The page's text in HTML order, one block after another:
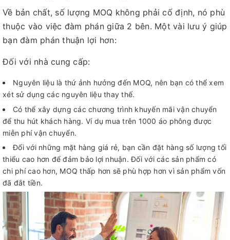
Về bản chất, số lượng MOQ không phải cố định, nó phù
thuộc vào việc đàm phán giữa 2 bên. Một vài lưu ý giúp
bạn đàm phán thuận lợi hơn:
Đối với nhà cung cấp:
Nguyên liệu là thứ ảnh hưởng đến MOQ, nên bạn có thể xem
xét sử dụng các nguyên liệu thay thế.
Có thể xây dựng các chương trình khuyến mãi vận chuyển
để thu hút khách hàng. Ví dụ mua trên 1000 áo phông được
miễn phí vận chuyển.
Đối với những mặt hàng giá rẻ, bạn cần đặt hàng số lượng tối
thiểu cao hơn để đảm bảo lợi nhuận. Đối với các sản phẩm có
chi phí cao hơn, MOQ thấp hơn sẽ phù hợp hơn vì sản phẩm vốn
đã đắt tiền.